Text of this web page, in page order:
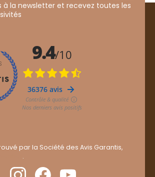
à la newsletter et recevez toutes les
par la Société des Avis Garantis,
.